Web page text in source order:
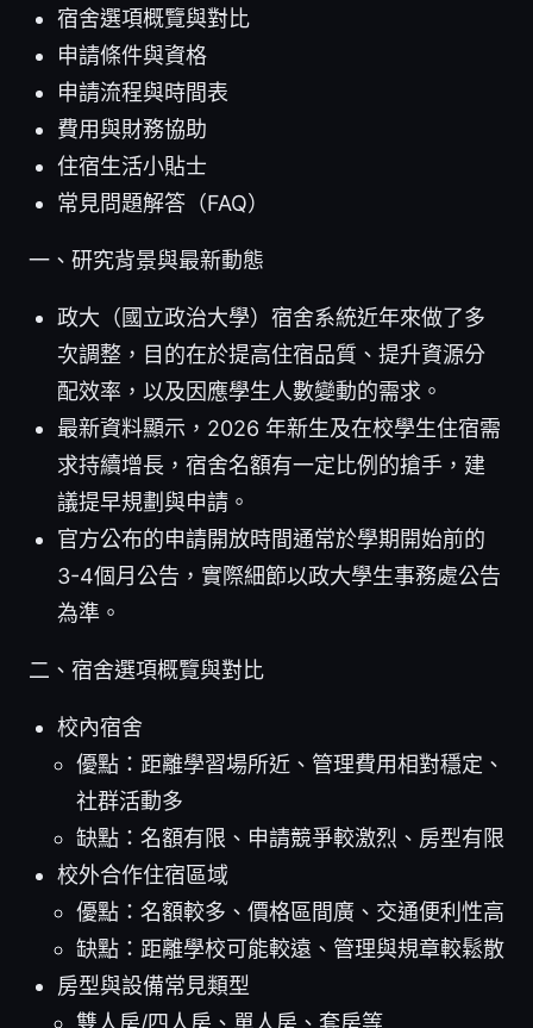
宿舍選項概覽與對比
申請條件與資格
申請流程與時間表
費用與財務協助
住宿生活小貼士
常見問題解答（FAQ）
一、研究背景與最新動態
政大（國立政治大學）宿舍系統近年來做了多
次調整，目的在於提高住宿品質、提升資源分
配效率，以及因應學生人數變動的需求。
最新資料顯示，2026 年新生及在校學生住宿需
求持續增長，宿舍名額有一定比例的搶手，建
議提早規劃與申請。
官方公布的申請開放時間通常於學期開始前的
3-4個月公告，實際細節以政大學生事務處公告
為準。
二、宿舍選項概覽與對比
校內宿舍
優點：距離學習場所近、管理費用相對穩定、
社群活動多
缺點：名額有限、申請競爭較激烈、房型有限
校外合作住宿區域
優點：名額較多、價格區間廣、交通便利性高
缺點：距離學校可能較遠、管理與規章較鬆散
房型與設備常見類型
雙人房/四人房、單人房、套房等